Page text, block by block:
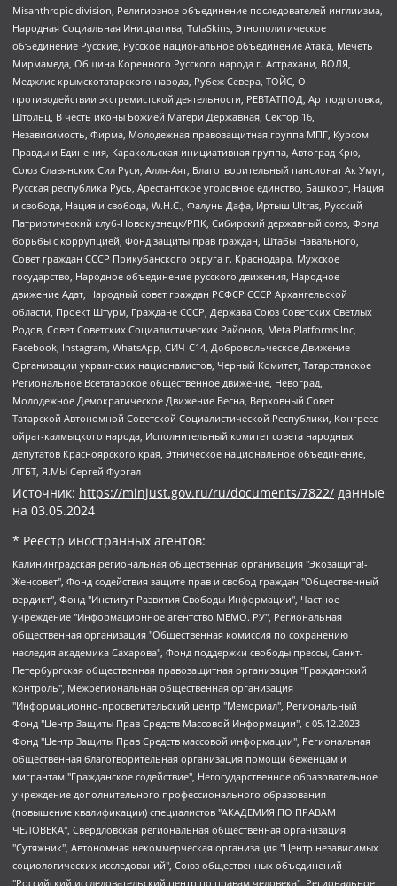
Misanthropic division, Религиозное объединение последователей инглиизма,
Народная Социальная Инициатива, TulaSkins, Этнополитическое
объединение Русские, Русское национальное объединение Атака, Мечеть
Мирмамеда, Община Коренного Русского народа г. Астрахани, ВОЛЯ,
Меджлис крымскотатарского народа, Рубеж Севера, ТОЙС, О
противодействии экстремистской деятельности, РЕВТАТПОД, Артподготовка,
Штольц, В честь иконы Божией Матери Державная, Сектор 16,
Независимость, Фирма, Молодежная правозащитная группа МПГ, Курсом
Правды и Единения, Каракольская инициативная группа, Автоград Крю,
Союз Славянских Сил Руси, Алля-Аят, Благотворительный пансионат Ак Умут,
Русская республика Русь, Арестантское уголовное единство, Башкорт, Нация
и свобода, Нация и свобода, W.H.С., Фалунь Дафа, Иртыш Ultras, Русский
Патриотический клуб-Новокузнецк/РПК, Сибирский державный союз, Фонд
борьбы с коррупцией, Фонд защиты прав граждан, Штабы Навального,
Совет граждан СССР Прикубанского округа г. Краснодара, Мужское
государство, Народное объединение русского движения, Народное
движение Адат, Народный совет граждан РСФСР СССР Архангельской
области, Проект Штурм, Граждане СССР, Держава Союз Советских Светлых
Родов, Совет Советских Социалистических Районов, Meta Platforms Inc,
Facebook, Instagram, WhatsApp, СИЧ-С14, Добровольческое Движение
Организации украинских националистов, Черный Комитет, Татарстанское
Региональное Всетатарское общественное движение, Невоград,
Молодежное Демократическое Движение Весна, Верховный Совет
Татарской Автономной Советской Социалистической Республики, Конгресс
ойрат-калмыцкого народа, Исполнительный комитет совета народных
депутатов Красноярского края, Этническое национальное объединение,
ЛГБТ, Я.МЫ Сергей Фургал
Источник: https://minjust.gov.ru/ru/documents/7822/ данные
на 03.05.2024
* Реестр иностранных агентов:
Калининградская региональная общественная организация "Экозащита!-Женсовет", Фонд содействия защите прав и свобод граждан "Общественный вердикт", Фонд "Институт Развития Свободы Информации", Частное учреждение "Информационное агентство МЕМО. РУ", Региональная общественная организация "Общественная комиссия по сохранению наследия академика Сахарова", Фонд поддержки свободы прессы, Санкт-Петербургская общественная правозащитная организация "Гражданский контроль", Межрегиональная общественная организация "Информационно-просветительский центр "Мемориал", Региональный Фонд "Центр Защиты Прав Средств Массовой Информации", с 05.12.2023 Фонд "Центр Защиты Прав Средств массовой информации", Региональная общественная благотворительная организация помощи беженцам и мигрантам "Гражданское содействие", Негосударственное образовательное учреждение дополнительного профессионального образования (повышение квалификации) специалистов "АКАДЕМИЯ ПО ПРАВАМ ЧЕЛОВЕКА", Свердловская региональная общественная организация "Сутяжник", Автономная некоммерческая организация "Центр независимых социологических исследований", Союз общественных объединений "Российский исследовательский центр по правам человека", Региональное общественное учреждение научно-информационный центр "МЕМОРИАЛ", Некоммерческая организация "Фонд защиты гласности", Автономная некоммерческая организация "Институт прав человека", Городская общественная организация "Екатеринбургское общество "МЕМОРИАЛ", Городская общественная организация "Рязанское историко-просветительское и правозащитное общество "Мемориал" (Рязанский Мемориал), Челябинский региональный орган общественной самодеятельности – женское общественное объединение "Женщины Евразии", Челябинский региональный орган общественной самодеятельности "Уральская правозащитная группа", Фонд содействия защите здоровья и социальной справедливости имени Андрея Рылькова, Автономная Некоммерческая Организация "Аналитический Центр Юрия Левады", Автономная некоммерческая организация социальной поддержки населения "Проект Апрель", Региональная общественная организация помощи женщинам и детям, находящимся в кризисной ситуации "Информационно-методический центр "Анна", Фонд содействия развитию массовых коммуникаций и правовому просвещению "Так-так-Так", Фонд содействия устойчивому развитию "Серебряная тайга", Свердловский региональный общественный фонд социальных проектов "Новое время", "Idel.Реалии", Кавказ.Реалии, Крым.Реалии, Телеканал Настоящее Время, Татаро-башкирская служба Радио Свобода (Azatliq Radiosi), Радио Свободная Европа/Радио Свобода (PCE/PC), "Сибирь.Реалии", "Фактограф", Благотворительный фонд помощи осужденным и их семьям, Автономная некоммерческая организация "Институт глобализации и социальных движений", Фонд "В защиту прав заключенных", Частное учреждение "Центр поддержки и содействия развитию средств массовой информации", Пензенский региональный общественный благотворительный фонд "Гражданский союз", "Север.Реалии", Некоммерческая организация Фонд "Правовая инициатива", Общество с ограниченной ответственностью "Радио Свободная Европа/Радио Свобода", Чешское информационное агентство "MEDIUM-ORIENT", Красноярская региональная общественная организация "Мы против СПИДа", Камалягин Денис Николаевич, Маркелов Сергей Евгеньевич, Пономарев Лев Александрович, Савицкая Людмила Алексеевна, Автономная некоммерческая организация "Центр по работе с проблемой насилия "НАСИЛИЮ.НЕТ", Межрегиональный профессиональный союз работников здравоохранения "Альянс врачей", Юридическое лицо, зарегистрированное в Латвийской Республике, SIA "Medusa Project" (регистрационный номер 40103797863, дата регистрации 10.06.2014), Некоммерческая организация "Фонд по борьбе с коррупцией", Автономная некоммерческая организация "Институт права и публичной политики", Баданин Роман Сергеевич, Гликин Максим Александрович, Железнова Мария Михайловна, Лукьянова Юлия Сергеевна, Маетная Елизавета Витальевна, Маняхин Петр Борисович, Чуракова Ольга Владимировна, Ярош Юлия Петровна, Юридическое лицо "The Insider SIA", зарегистрированное в Риге, Латвийская Республика (дата регистрации 26.06.2015), являющееся администратором доменного имени интернет-издания "The Insider SIA", https://theins.ru, Постернак Алексей Евгеньевич, Рубин Михаил Аркадьевич, Анин Роман Александрович, Юридическое лицо Istories fonds, зарегистрированное в Латвийской Республике (регистрационный номер 50008295751, дата регистрации 24.02.2020), Великовский Дмитрий Александрович, Долинина Ирина Николаевна, Мароховская Алеся Алексеевна, Шлейнов Роман Юрьевич, Шмагун Олеся Валентиновна, Общество с ограниченной ответственностью "Альтаир 2021", Общество с ограниченной ответственностью "Вега 2021", Общество с ограниченной ответственностью "Главный редактор 2021", Общество с ограниченной ответственностью "Ромашки монолит", Важенков Артем Валерьевич, Ивановская областная общественная организация "Центр гендерных исследований", Гурман Юрий Альбертович, Медиапроект "ОВД-Инфо", Егоров Владимир Владимирович, Жилинский Владимир Александрович, Общество с ограниченной ответственностью "ЗП", Иванова София Юрьевна, Карезина Инна Павловна, Кильтау Екатерина Викторовна, Петров Алексей Викторович, Пискунов Сергей Евгеньевич, Смирнов Сергей Сергеевич, Тихонов Михаил Сергеевич, Общество с ограниченной ответственностью "ЖУРНАЛИСТ-ИНОСТРАННЫЙ АГЕНТ", Арапова Галина Юрьевна, Вольтская Татьяна Анатольевна, Американская компания "Mason G.E.S. Anonymous Foundation" (США), являющаяся владельцем интернет-издания https://mnews.world/, Компания "Stichting Bellingcat", зарегистрированная в Нидерландах (дата регистрации 11.07.2018), Захаров Андрей Вячеславович, Клепиковская Екатерина Дмитриевна, Общество с ограниченной ответственностью "МЕМО", Перл Роман Александрович, Симонов Евгений Алексеевич, Соловьева Елена Анатольевна, Сотников Даниил Владимирович, Сурначева Елизавета Дмитриевна, Автономная некоммерческая организация по защите прав человека и информированию населения "Якутия – Наше Мнение", Общество с ограниченной ответственностью "Москоу диджитал медиа", с 26.01.2023 Общество с ограниченной ответственностью "Чайка Белые сады", Ветошкина Валерия Валерьевна, Заговора Максим Александрович, Межрегиональное общественное движение "Российская ЛГБТ - сеть", Оленичев Максим Владимирович, Павлов Иван Юрьевич, Скворцова Елена Сергеевна, Общество с ограниченной ответственностью "Как бы инагент", Кочетков Игорь Викторович, Общество с ограниченной ответственностью "Честные выборы", Еланчик Олег Александрович, Общество с ограниченной ответственностью "Нобелевский призыв", Гималова Регина Эмилевна, Григорьев Андрей Валерьевич, Григорьева Алина Александровна, Ассоциация по содействию защите прав призывников, альтернативнослужащих и военнослужащих "Правозащитная группа "Гражданин.Армия.Право", Хисамова Регина Фаритовна, Автономная некоммерческая организация по реализации социально-правовых программ "Лилит", Дальневосточное общественное движение "Маяк", Санкт-Петербургская ЛГБТ-инициативная группа "Выход", Инициативная группа ЛГБТ+ "Реверс", Алексеев Андрей Викторович, Бекбулатова Таисия Львовна, Беляев Иван Михайлович, Владыкина Елена Сергеевна, Гельман Марат Александрович, Никульшина Вероника Юрьевна, Толоконникова Надежда Андреевна, Шендерович Виктор Анатольевич, Общество с ограниченной ответственностью "Данное сообщение", Общество с ограниченной ответственностью Издательский дом "Новая глава", Айнбиндер Александра Александровна, Московский комьюнити-центр для ЛГБТ+инициатив, Благотворительный фонд развития филантропии, Deutsche Welle (Германия, Kurt-Schumacher-Strasse 3, 53113 Bonn), Борзунова Мария Михайловна, Воробьев Виктор Викторович, Голубева Анна Львовна, Константинова Алла Михайловна, Малкова Ирина Владимировна, Мурадов Мурад Абдулгалимович, Осетинская Елизавета Николаевна, Понасенков Евгений Николаевич, Ганапольский Матвей Юрьевич, Киселев Евгений Алексеевич, Борухович Ирина Григорьевна, Дремин Иван Тимофеевич, Дубровский Дмитрий Викторович, Красноярская региональная общественная организация поддержки и развития альтернативных образовательных технологий и межкультурных коммуникаций "ИНТЕРРА", Маяковская Екатерина Алексеевна, Фейгин Марк Захарович, Филимонов Андрей Викторович, Дзугкоева Регина Николаевна, Доброхотов Роман Александрович, Дудь Юрий Александрович, Елкин Сергей Владимирович, Кругликов Кирилл Игоревич, Сабунаева Мария Леонидовна, Семенов Алексей Владимирович, Шаинян Карен Багратович, Шульман Екатерина Михайловна, Асафьев Артур Валерьевич, Вахштайн Виктор Семенович, Венедиктов Алексей Алексеевич, Лушникова Екатерина Евгеньевна, Волков Леонид Михайлович, Невзоров Александр Глебович, Пархоменко Сергей Борисович, Сироткин Ярослав Николаевич, Кара-Мурза Владимир Владимирович, Баранова Наталья Владимировна, Гозман Леонид Яковлевич, Кагарлицкий Борис Юльевич, Климарев Михаил Валерьевич, Милов Владимир Станиславович, Автономная некоммерческая организация Краснодарский центр современного искусства "Типография", Моргенштерн Алишер Тагирович, Соболь Любовь Эдуардовна, Общество с ограниченной ответственностью "ЛИЗА НОРМ", Каспаров Гарри Кимович, Ходорковский Михаил Борисович, Общество с ограниченной ответственностью "Апрельские тезисы", Данилович Ирина Брониславовна, Кашин Олег Владимирович, Петров Николай Владимирович, Пивоваров Алексей Владимирович, Соколов Михаил Владимирович, Цветкова Юлия Владимировна, Чичваркин Евгений Александрович, Комитет против пыток/Команда против пыток, Общество с ограниченной ответственностью "Первый научный", Общество с ограниченной ответственностью "Вертолет и ко", Белоцерковская Вероника Борисовна, Кац Максим Евгеньевич, Лазарева Татьяна Юрьевна, Шаведдинов Руслан Табризович, Яшин Илья Валерьевич, Общество с ограниченной ответственностью "Иноагент ААВ", Алешковский Дмитрий Петрович, Альбац Евгения Марковна, Быков Дмитрий Львович, Галямина Юлия Евгеньевна, Лойко Сергей Леонидович, Мартынов Кирилл Константинович, Медведев Сергей Александрович, Крашенинников Федор Геннадиевич, Гордеева Катерина Вл